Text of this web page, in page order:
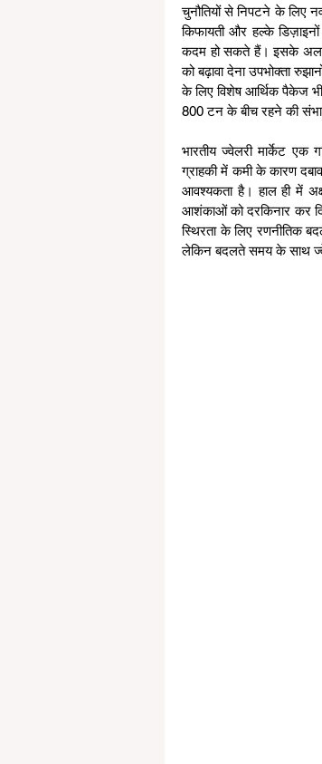
चुनौतियों से निपटने के लिए
किफायती और हल्के
कदम हो सकते हैं। इसके
को बढ़ावा देना उपभोक्ता
के लिए विशेष आर्थिक पैकेज
800 टन के बीच रहने की
भारतीय ज्वेलरी मार्केट
ग्राहकी में कमी के कारण
आवश्यकता है। हाल ही में
आशंकाओं को दरकिनार कर
स्थिरता के लिए रणनीतिक
लेकिन बदलते समय के साथ